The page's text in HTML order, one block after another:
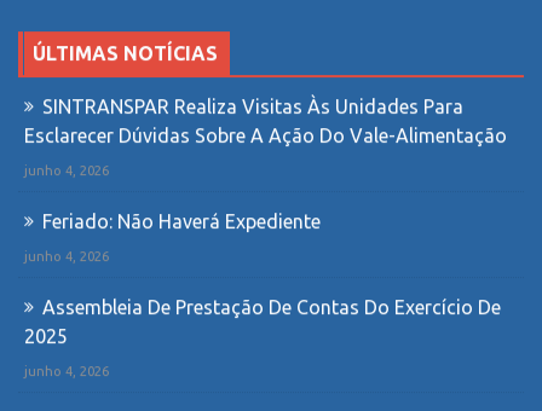
ÚLTIMAS NOTÍCIAS
SINTRANSPAR Realiza Visitas Às Unidades Para
Esclarecer Dúvidas Sobre A Ação Do Vale-Alimentação
junho 4, 2026
Feriado: Não Haverá Expediente
junho 4, 2026
Assembleia De Prestação De Contas Do Exercício De
2025
junho 4, 2026